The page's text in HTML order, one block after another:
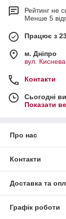
Рейтинг не
Менше 5
Працює з
м. Дніпро
вул.
Контакти
Сьогодні
Показати
Про нас
Контакти
Доставка та
Графік роботи